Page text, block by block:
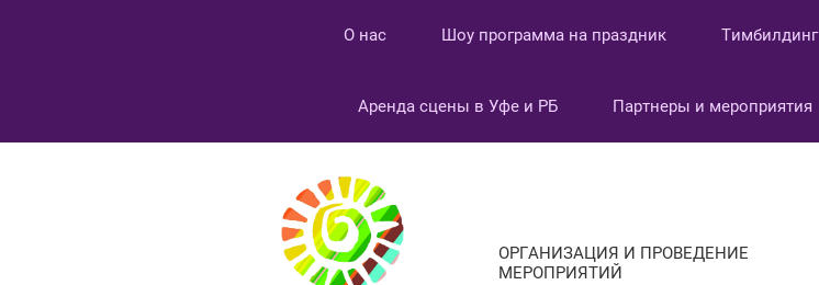
О нас Шоу программа на праздник Тимбилдинг
Аренда сцены в Уфе и РБ Партнеры и мероприятия
ОРГАНИЗАЦИЯ И ПРОВЕДЕНИЕ
МЕРОПРИЯТИЙ